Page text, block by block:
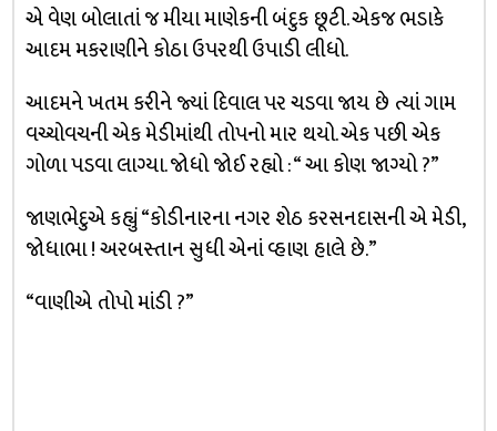
એ વેણ બોલાતાં જ મીયા માણેકની બંદુક છૂટી. એકજ ભડાકે
આદમ મકરાણીને કોઠા ઉપરથી ઉપાડી લીધો.
આદમને ખતમ કરીને જ્યાં દિવાલ પર ચડવા જાય છે ત્યાં ગામ
વચ્ચોવચની એક મેડીમાંથી તોપનો માર થયો. એક પછી એક
ગોળા પડવા લાગ્યા. જોધો જોઈ રહ્યો : “ આ કોણ જાગ્યો ?”
જાણભેદુએ કહ્યું “કોડીનારના નગર શેઠ કરસનદાસની એ મેડી,
જોધાભા ! અરબસ્તાન સુધી એનાં વ્હાણ હાલે છે.”
“વાણીએ તોપો માંડી ?”